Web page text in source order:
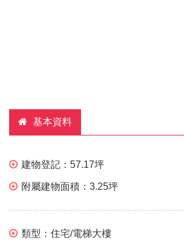
基本資料
建物登記： 57.17坪
附屬建物面積： 3.25坪
類型： 住宅/電梯大樓